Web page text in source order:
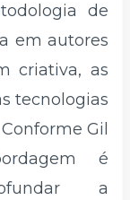
de
em autores
criativa, as
tecnologias
Gil
é
a